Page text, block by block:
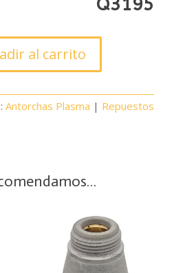
Q3195
al carrito
Antorchas Plasma | Repuestos